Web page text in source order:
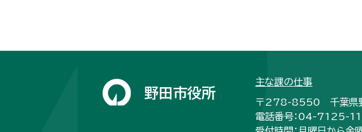
野田市役所
主な課の仕事
〒278-8550 千葉県野
電話番号：04-7125-